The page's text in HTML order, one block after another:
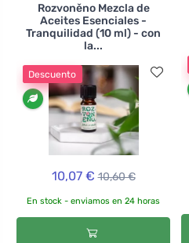
Rozvoněno Mezcla de
Aceites Esenciales -
Tranquilidad (10 ml) - con
la...
Descuento
10,07 € 10,60 €
En stock - enviamos en 24 horas